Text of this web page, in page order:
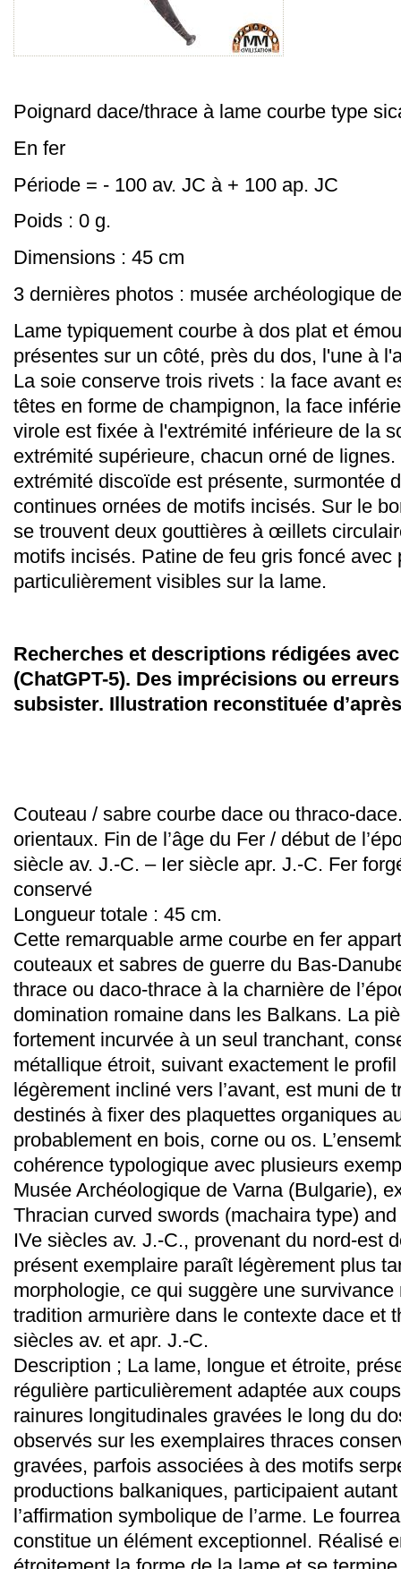
Poignard dace/thrace à lame courbe type
En fer
Période = - 100 av. JC à + 100 ap. JC
Poids : 0 g.
Dimensions : 45 cm
3 dernières photos : musée archéologique
Lame typiquement courbe à dos plat et
présentes sur un côté, près du dos, l'une à
La soie conserve trois rivets : la face avant
têtes en forme de champignon, la face
virole est fixée à l'extrémité inférieure de la
extrémité supérieure, chacun orné de lignes.
extrémité discoïde est présente, surmontée
continues ornées de motifs incisés. Sur le
se trouvent deux gouttières à œillets
motifs incisés. Patine de feu gris foncé avec
particulièrement visibles sur la lame.
Recherches et descriptions rédigées avec
(ChatGPT-5). Des imprécisions ou
subsister. Illustration reconstituée
Couteau / sabre courbe dace ou thraco-
orientaux. Fin de l’âge du Fer / début de
siècle av. J.-C. – Ier siècle apr. J.-C. Fer
conservé
Longueur totale : 45 cm.
Cette remarquable arme courbe en fer
couteaux et sabres de guerre du Bas-
thrace ou daco-thrace à la charnière de
domination romaine dans les Balkans. La
fortement incurvée à un seul tranchant,
métallique étroit, suivant exactement le profil
légèrement incliné vers l’avant, est muni de
destinés à fixer des plaquettes organiques
probablement en bois, corne ou os.
cohérence typologique avec plusieurs
Musée Archéologique de Varna (Bulgarie),
Thracian curved swords (machaira type)
IVe siècles av. J.-C., provenant du nord-est
présent exemplaire paraît légèrement plus
morphologie, ce qui suggère une
tradition armurière dans le contexte dace et
siècles av. et apr. J.-C.
Description ; La lame, longue et étroite,
régulière particulièrement adaptée aux
rainures longitudinales gravées le long du
observés sur les exemplaires thraces
gravées, parfois associées à des motifs
productions balkaniques, participaient autant
l’affirmation symbolique de l’arme. Le
constitue un élément exceptionnel. Réalisé